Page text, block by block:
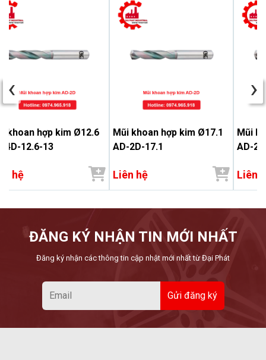
khoan hợp kim Ø12.6
4D-12.6-13
hệ
Mũi khoan hợp kim Ø17.1
AD-2D-17.1
Liên hệ
Mũi
AD-
Liên
‹ ›
ĐĂNG KÝ NHẬN TIN MỚI NHẤT
Đăng ký nhận các thông tin cập nhật mới nhất từ Đại Phát